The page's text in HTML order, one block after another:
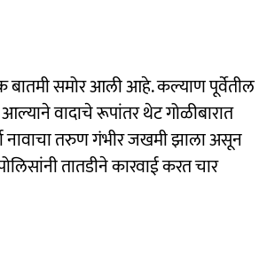
समोर आली आहे. कल्याण पूर्वेतील
वादाचे रूपांतर थेट गोळीबारात
नावाचा तरुण गंभीर जखमी झाला असून
तातडीने कारवाई करत चार